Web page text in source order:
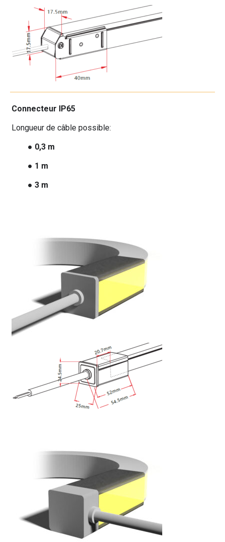
Connecteur IP65
Longueur de câble possible:
● 0,3 m
● 1 m
● 3 m